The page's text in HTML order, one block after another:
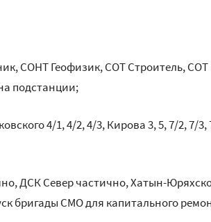
СОНТ Геофизик, СОТ Строитель, СОТ
подстанции;
4/1, 4/2, 4/3, Кирова 3, 5, 7/2, 7/
ДСК Север частично, Хатын-
бригады СМО для капитального